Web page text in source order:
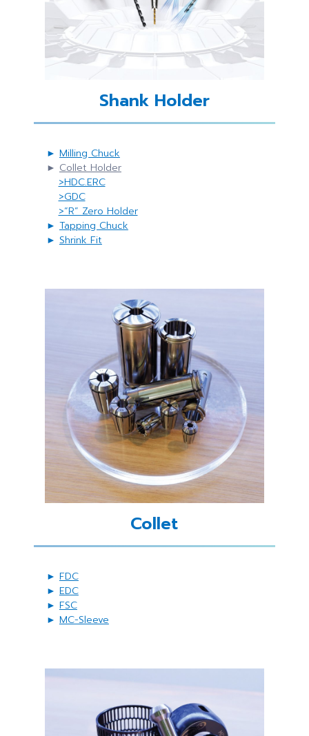
Shank Holder
► Milling Chuck
► Collet Holder
>HDC.ERC
>GDC
>“R” Zero Holder
► Tapping Chuck
► Shrink Fit
Collet
► FDC
► EDC
► FSC
► MC-Sleeve